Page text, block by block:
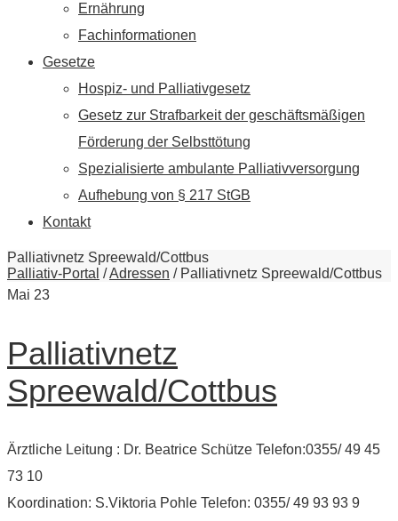
Ernährung
Fachinformationen
Gesetze
Hospiz- und Palliativgesetz
Gesetz zur Strafbarkeit der geschäftsmäßigen
Förderung der Selbsttötung
Spezialisierte ambulante Palliativversorgung
Aufhebung von § 217 StGB
Kontakt
Palliativnetz Spreewald/Cottbus
Palliativ-Portal /Adressen / Palliativnetz Spreewald/Cottbus
Mai 23
Palliativnetz
Spreewald/Cottbus
Ärztliche Leitung : Dr. Beatrice Schütze Telefon:0355/ 49 45
73 10
Koordination: S.Viktoria Pohle Telefon: 0355/ 49 93 93 9